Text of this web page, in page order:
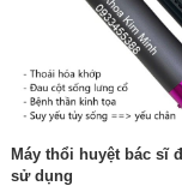
Máy thổi huyệt bác sĩ
sử dụng